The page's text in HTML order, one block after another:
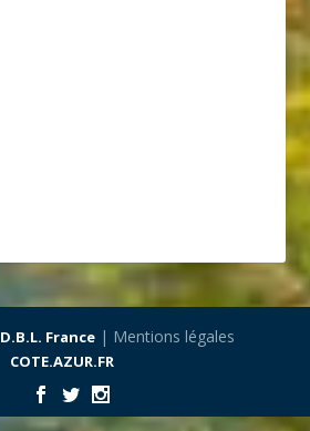
D.B.L. France| Mentions légales
COTE.AZUR.FR